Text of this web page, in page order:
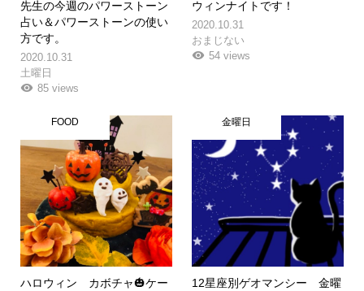
先生の今週のパワーストーン
占い＆パワーストーンの使い
方です。
2020.10.31
土曜日
85 views
ウィンナイトです！
2020.10.31
おまじない
54 views
FOOD
ハロウィン カボチャ🎃ケー
金曜日
12星座別ゲオマンシー 金曜